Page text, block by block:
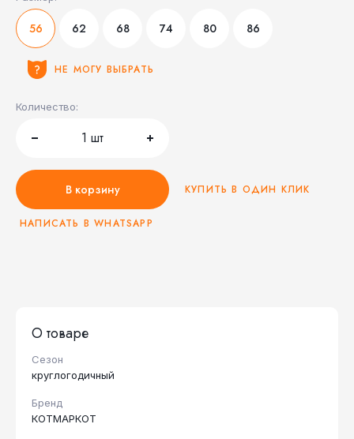
56 62 68 74 80 86
НЕ МОГУ ВЫБРАТЬ
Количество:
1 шт
В корзину КУПИТЬ В ОДИН КЛИК
НАПИСАТЬ В WHATSAPP
О товаре
Сезон
круглогодичный
Бренд
КОТМАРКОТ